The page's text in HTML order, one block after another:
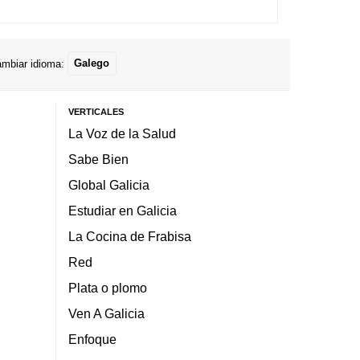
idioma: Galego
VERTICALES
La Voz de la Salud
Sabe Bien
Global Galicia
Estudiar en Galicia
La Cocina de Frabisa
Red
Plata o plomo
Ven A Galicia
Enfoque